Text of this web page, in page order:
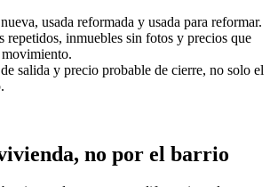
usada reformada y usada para reformar.
repetidos, inmuebles sin fotos y precios que
salida y precio probable de cierre, no solo el
no por el barrio